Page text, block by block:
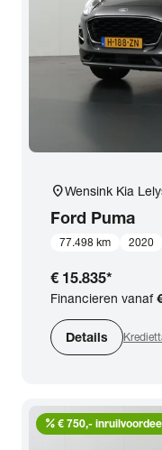
BTW (aftrekbaar) /
Merk &
close
location_onWensink Kia
Ford Puma
77.498 km 2020
€ 15.835*
Financieren vanaf
Details
percent € 750,-